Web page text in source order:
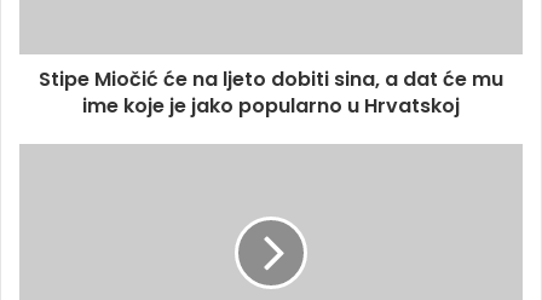
Stipe Miočić će na ljeto dobiti sina, a dat će mu
ime koje je jako popularno u Hrvatskoj